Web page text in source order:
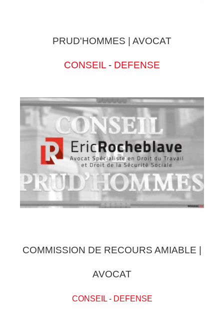
PRUD'HOMMES | AVOCAT
CONSEIL - DEFENSE
COMMISSION DE RECOURS AMIABLE |
AVOCAT
CONSEIL- DEFENSE